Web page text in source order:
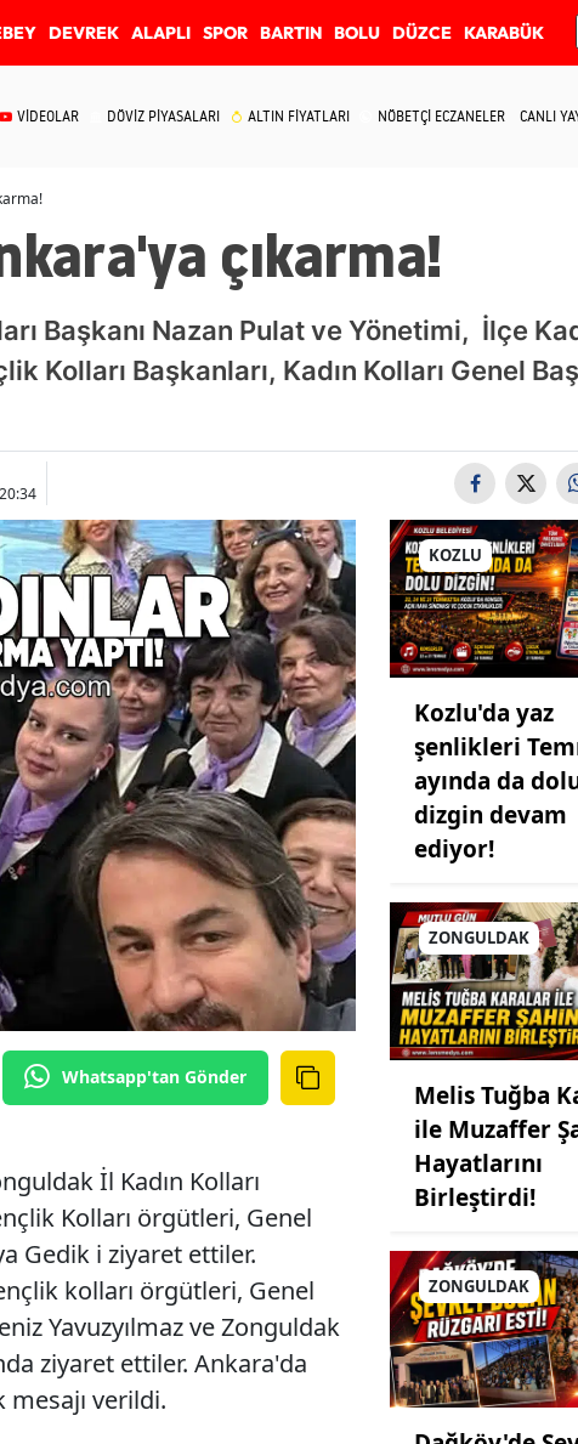
DEVREK ALAPLI SPOR BARTIN BOLU DÜZCE KARABÜK
VİDEOLAR DÖVİZ PİYASALARI ALTIN FİYATLARI NÖBETÇİ ECZANELER CANLI
çıkarma!
Başkanı Nazan Pulat ve Yönetimi, İlçe
Kolları Başkanları, Kadın Kolları Genel
Whatsapp'tan Gönder
İl Kadın Kolları
Kolları örgütleri, Genel
Gedik i ziyaret ettiler.
kolları örgütleri, Genel
Yavuzyılmaz ve Zonguldak
ziyaret ettiler. Ankara'da
verildi.
KOZLU
Kozlu'da yaz
şenlikleri
ayında da
dizgin devam
ediyor!
ZONGULDAK
Melis Tuğba
ile Muzaffer
Hayatlarını
Birleştirdi!
ZONGULDAK